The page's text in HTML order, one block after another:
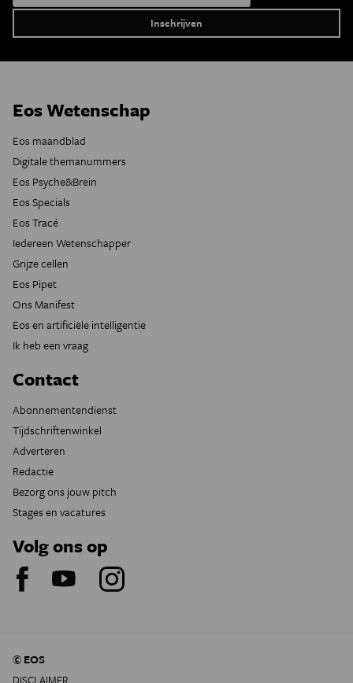
Eos Wetenschap
Eos maandblad
Digitale themanummers
Eos Psyche&Brein
Eos Specials
Eos Tracé
Iedereen Wetenschapper
Grijze cellen
Eos Pipet
Ons Manifest
Eos en artificiële intelligentie
Ik heb een vraag
Contact
Abonnementendienst
Tijdschriftenwinkel
Adverteren
Redactie
Bezorg ons jouw pitch
Stages en vacatures
Volg ons op
© EOS
DISCLAIMER